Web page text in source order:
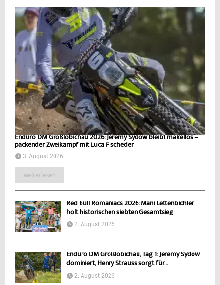
Enduro DM Großlöbichau 2026: Jeremy Sydow bleibt makellos –
packender Zweikampf mit Luca Fischeder
3. August 2026
weiterlesen
Red Bull Romaniacs 2026: Mani Lettenbichler
holt historischen siebten Gesamtsieg
2. August 2026
Enduro DM Großlöbichau, Tag 1: Jeremy Sydow
dominiert, Henry Strauss sorgt für...
2. August 2026